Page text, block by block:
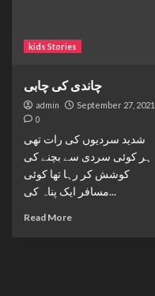
kids Stories
چاندی کی چابی
admin September 27, 2021
0
شدید سردیوں کی رات تھی
ہر کوئی سردی سے بچنے کی
کوشش کر رہا تھا کوئی
مسافر ایک پناہ کی...
Read More